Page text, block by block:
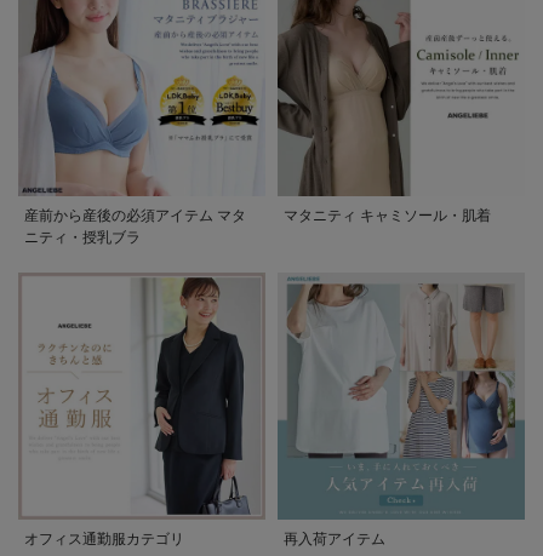
産前から産後の必須アイテム マタ
ニティ・授乳ブラ
マタニティ キャミソール・肌着
オフィス通勤服カテゴリ 再入荷アイテム